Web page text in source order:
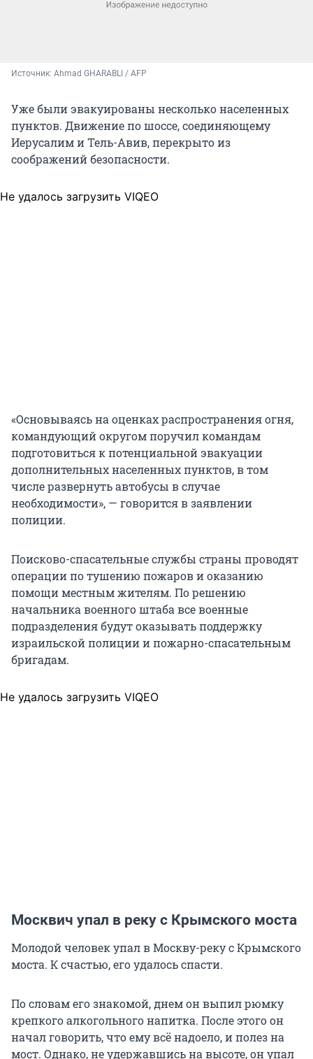
Источник: Ahmad GHARABLI / AFP
Уже были эвакуированы несколько населенных
пунктов. Движение по шоссе, соединяющему
Иерусалим и Тель-Авив, перекрыто из
соображений безопасности.
Не удалось загрузить VIQEO
«Основываясь на оценках распространения огня,
командующий округом поручил командам
подготовиться к потенциальной эвакуации
дополнительных населенных пунктов, в том
числе развернуть автобусы в случае
необходимости», — говорится в заявлении
полиции.
Поисково-спасательные службы страны проводят
операции по тушению пожаров и оказанию
помощи местным жителям. По решению
начальника военного штаба все военные
подразделения будут оказывать поддержку
израильской полиции и пожарно-спасательным
бригадам.
Не удалось загрузить VIQEO
Москвич упал в реку с Крымского моста
Молодой человек упал в Москву-реку с Крымского
моста. К счастью, его удалось спасти.
По словам его знакомой, днем он выпил рюмку
крепкого алкогольного напитка. После этого он
начал говорить, что ему всё надоело, и полез на
мост. Однако, не удержавшись на высоте, он упал